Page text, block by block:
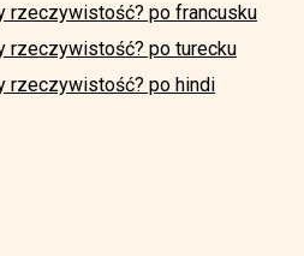
rzeczywistość? po francusku
rzeczywistość? po turecku
rzeczywistość? po hindi